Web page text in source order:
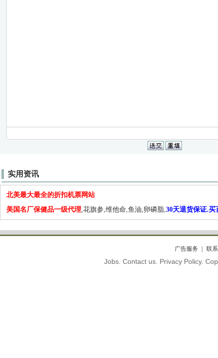
实用资讯
北美最大最全的折扣机票网站
美国名厂保健品一级代理,花旗参,维他命,鱼油,卵磷脂,30天退货保证.买
广告服务 联
Jobs. Contact us. Privacy Policy.